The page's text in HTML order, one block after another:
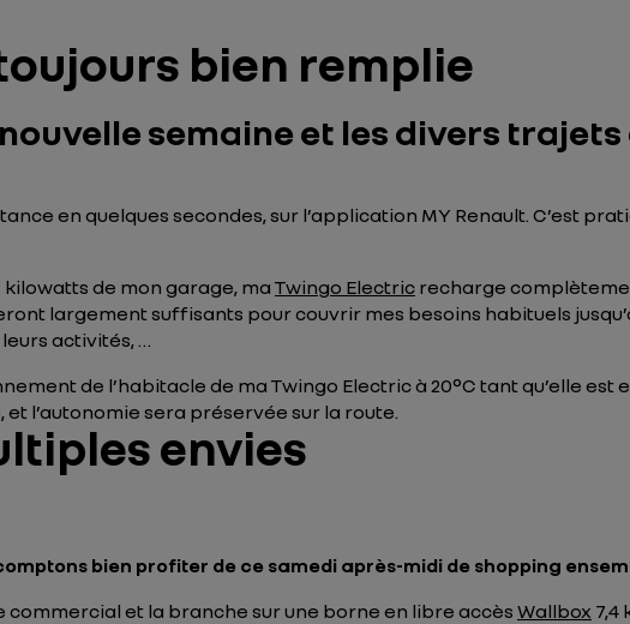
bien remplie
semaine et les divers
en quelques secondes, sur l’application MY Renault. C’est
de mon garage, maTwingo Electric recharge
largement suffisants pour couvrir mes besoins habituels
activités, …
de l’habitacle de ma Twingo Electric à 20°C tant qu’elle est
l’autonomie sera préservée sur la route.
envies
bien profiter de ce samedi après-midi de shopping
et la branche sur une borne en libre accès Wallbox 7,4